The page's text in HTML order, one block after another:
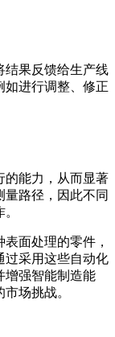
结果反馈给生产线
如进行调整、修正
的能力，从而显著
路径，因此不同
面处理的零件，
过采用这些自动化
增强智能制造能
场挑战。